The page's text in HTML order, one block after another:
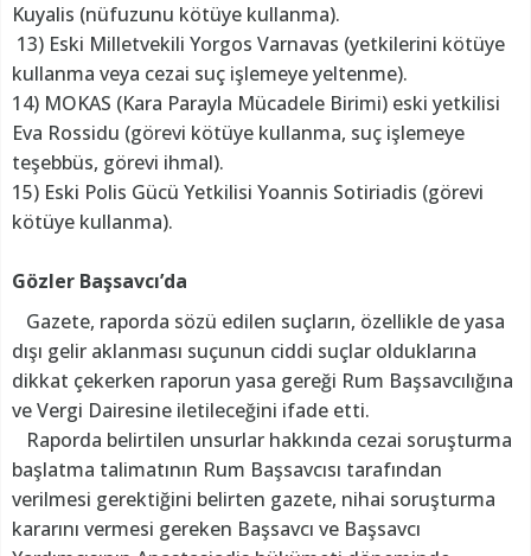
Kuyalis (nüfuzunu kötüye kullanma).
13) Eski Milletvekili Yorgos Varnavas (yetkilerini kötüye
kullanma veya cezai suç işlemeye yeltenme).
14) MOKAS (Kara Parayla Mücadele Birimi) eski yetkilisi
Eva Rossidu (görevi kötüye kullanma, suç işlemeye
teşebbüs, görevi ihmal).
15) Eski Polis Gücü Yetkilisi Yoannis Sotiriadis (görevi
kötüye kullanma).
Gözler Başsavcı’da
Gazete, raporda sözü edilen suçların, özellikle de yasa
dışı gelir aklanması suçunun ciddi suçlar olduklarına
dikkat çekerken raporun yasa gereği Rum Başsavcılığına
ve Vergi Dairesine iletileceğini ifade etti.
Raporda belirtilen unsurlar hakkında cezai soruşturma
başlatma talimatının Rum Başsavcısı tarafından
verilmesi gerektiğini belirten gazete, nihai soruşturma
kararını vermesi gereken Başsavcı ve Başsavcı